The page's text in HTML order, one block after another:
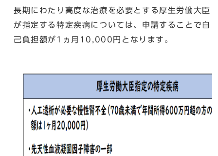
長期にわたり高度な治療を必要とする厚生労働大臣
が指定する特定疾病については、申請することで自
己負担額が1ヵ月10,000円となります。